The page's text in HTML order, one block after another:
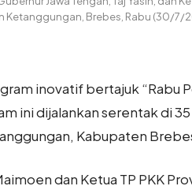
Ketanggungan, Brebes, Rabu (30/7/
inovatif bertajuk “Rabu
ini dijalankan serentak di
Kabupaten
dan Ketua TP PKK